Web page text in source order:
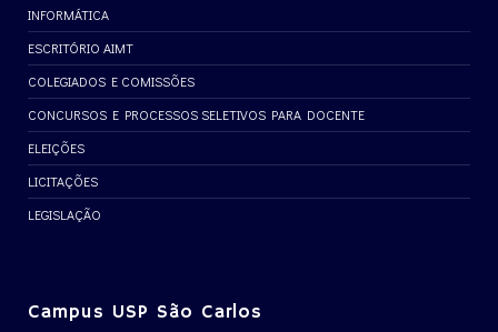
INFORMÁTICA
ESCRITÓRIO AIMT
COLEGIADOS E COMISSÕES
CONCURSOS E PROCESSOS SELETIVOS PARA DOCENTE
ELEIÇÕES
LICITAÇÕES
LEGISLAÇÃO
Campus USP São Carlos